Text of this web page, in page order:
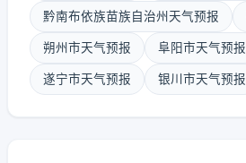
黔南布依族苗族自治州天气预报
朔州市天气预报 阜阳市天气预报
遂宁市天气预报 银川市天气预报